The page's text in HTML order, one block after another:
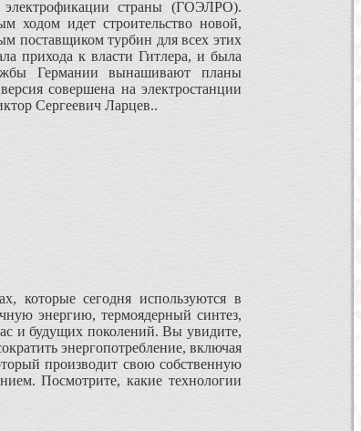
страны (ГОЭЛРО).
ходом идет строительство новой,
турбин для всех этих
прихода к власти Гитлера, и была
Германии вынашивают планы
совершена на электростанции
Сергеевич Ларцев..
которые сегодня используются в
энергию, термоядерный синтез,
и будущих поколений. Вы увидите,
энергопотребление, включая
производит свою собственную
Посмотрите, какие технологии